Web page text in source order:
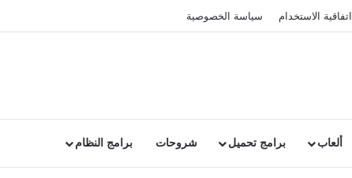
اتفاقية الاستخدام سياسة الخصوصية
ألعاب برامج تحميل شروحات برامج النظام